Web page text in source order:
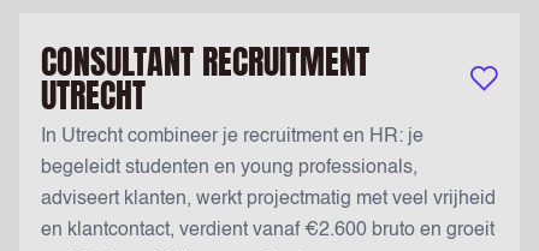
CONSULTANT RECRUITMENT
UTRECHT Bewaar
In Utrecht combineer je recruitment en HR: je
begeleidt studenten en young professionals,
adviseert klanten, werkt projectmatig met veel vrijheid
en klantcontact, verdient vanaf €2.600 bruto en groeit